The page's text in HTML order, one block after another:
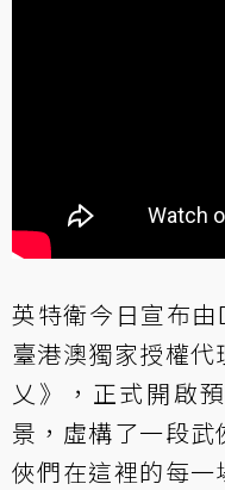
英特衛今日宣布
臺港澳獨家授權代
乂》，正式開啟
景，虛構了一段
俠們在這裡的每